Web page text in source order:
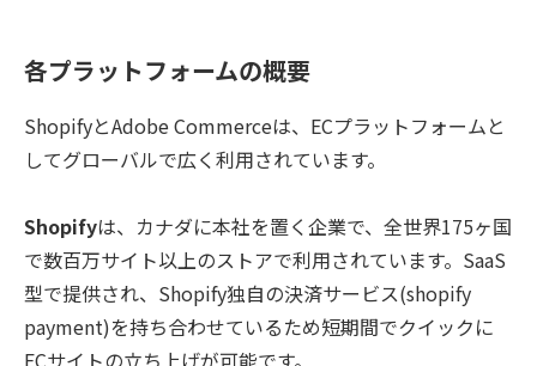
各プラットフォームの概要
ShopifyとAdobe Commerceは、ECプラットフォームと
してグローバルで広く利用されています。
Shopifyは、カナダに本社を置く企業で、全世界175ヶ国
で数百万サイト以上のストアで利用されています。SaaS
型で提供され、Shopify独自の決済サービス(shopify
payment)を持ち合わせているため短期間でクイックに
ECサイトの立ち上げが可能です。